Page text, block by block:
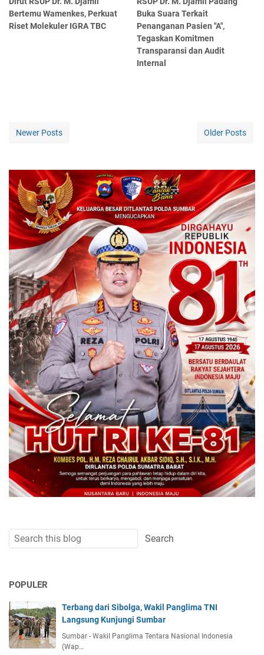
Bertemu Wamenkes, Perkuat
Riset Molekuler IGRA TBC
Buka Suara Terkait
Penanganan Pasien "A",
Tegaskan Komitmen
Transparansi dan Audit
Internal
Newer Posts Older Posts
POPULER
Terbang dari Sibolga, Wakil Panglima TNI
Langsung Kunjungi Sumbar
Sumbar - Wakil Panglima Tentara Nasional Indonesia
(Wap…